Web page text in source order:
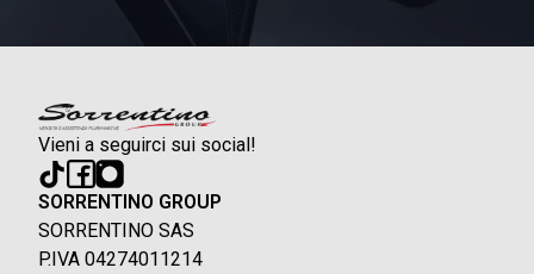
Vieni a seguirci sui social!
SORRENTINO GROUP
SORRENTINO SAS
P.IVA 04274011214